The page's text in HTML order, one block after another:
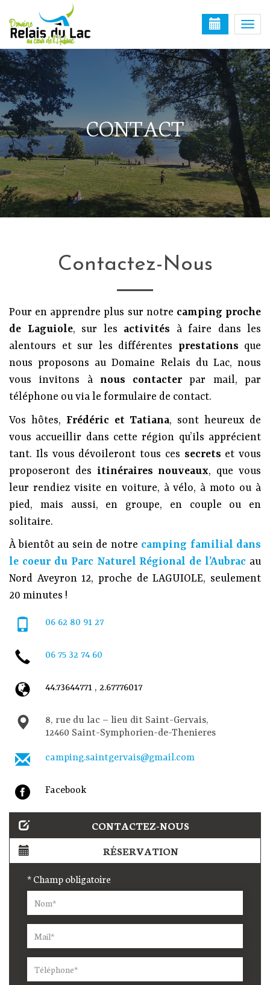
CONTACT
Contactez-Nous
Pour en apprendre plus sur notre camping proche
de Laguiole, sur les activités à faire dans les
alentours et sur les différentes prestations que
nous proposons au Domaine Relais du Lac, nous
vous invitons à nous contacter par mail, par
téléphone ou via le formulaire de contact.
Vos hôtes, Frédéric et Tatiana, sont heureux de
vous accueillir dans cette région qu’ils apprécient
tant. Ils vous dévoileront tous ces secrets et vous
proposeront des itinéraires nouveaux, que vous
leur rendiez visite en voiture, à vélo, à moto ou à
pied, mais aussi, en groupe, en couple ou en
solitaire.
À bientôt au sein de notre camping familial dans
le coeur du Parc Naturel Régional de l’Aubrac au
Nord Aveyron 12, proche de LAGUIOLE, seulement
20 minutes !
06 62 80 91 27
06 75 32 74 60
44.73644771 , 2.67776017
8, rue du lac – lieu dit Saint-Gervais,
12460 Saint-Symphorien-de-Thenieres
camping.saintgervais@gmail.com
Facebook
CONTACTEZ-NOUS
RÉSERVATION
* Champ obligatoire